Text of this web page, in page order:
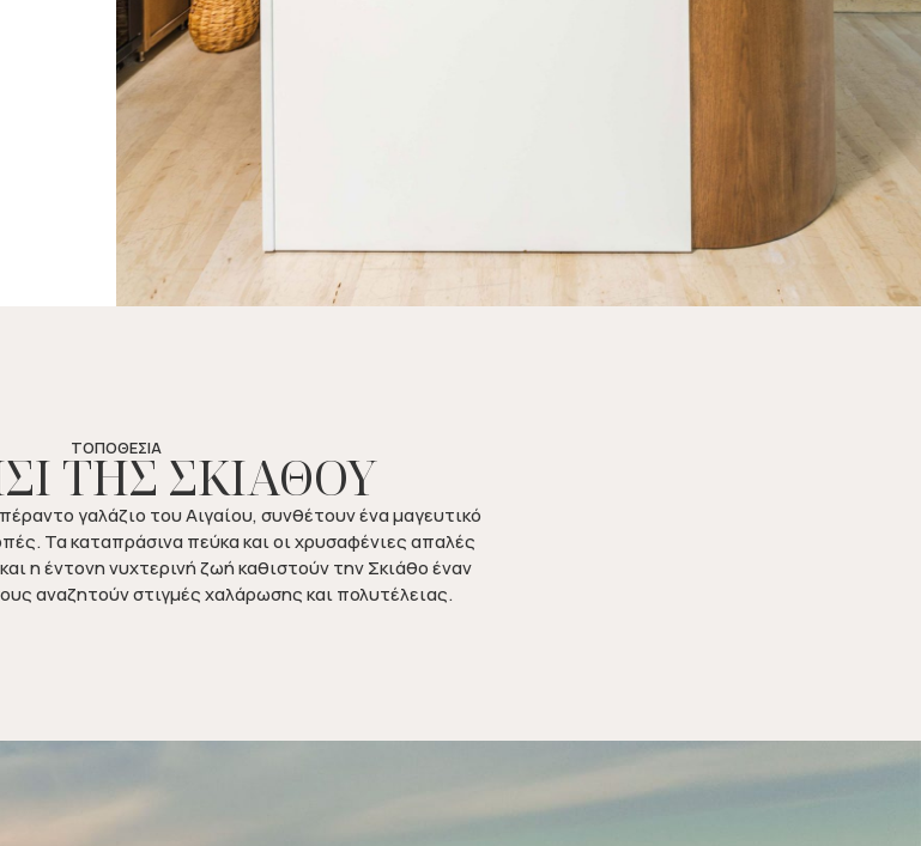
ΤΟΠΟΘΕΣΙΑ
ΤΗΣ ΣΚΙΑΘΟΥ
γαλάζιο του Αιγαίου, συνθέτουν ένα μαγευτικό
Τα καταπράσινα πεύκα και οι χρυσαφένιες απαλές
η έντονη νυχτερινή ζωή καθιστούν την Σκιάθο έναν
αναζητούν στιγμές χαλάρωσης και πολυτέλειας.